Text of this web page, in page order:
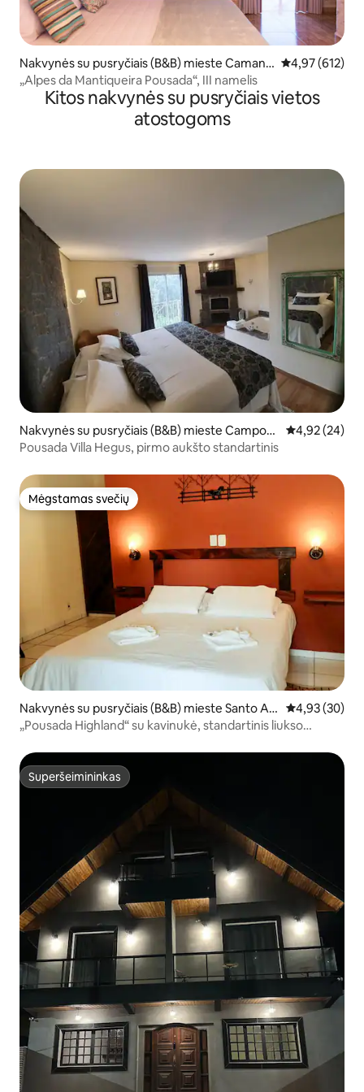
Nakvynės su pusryčiais (B&B) mieste Camand
ucaia
Vidutinis
4,97 (612)
„Alpes da Mantiqueira Pousada“, III namelis
Kitos nakvynės su pusryčiais vietos
atostogoms
Nakvynės su pusryčiais (B&B) mieste Campos
do Jordão
Vidutinis
4,92 (24)
Pousada Villa Hegus, pirmo aukšto standartinis
Mėgstamas svečių
Mėgstamas svečių
Nakvynės su pusryčiais (B&B) mieste Santo An
tônio do Pinhal
Vidutinis
4,93 (30)
„Pousada Highland“ su kavinukė, standartinis liukso
Superšeimininkas
Superšeimininkas